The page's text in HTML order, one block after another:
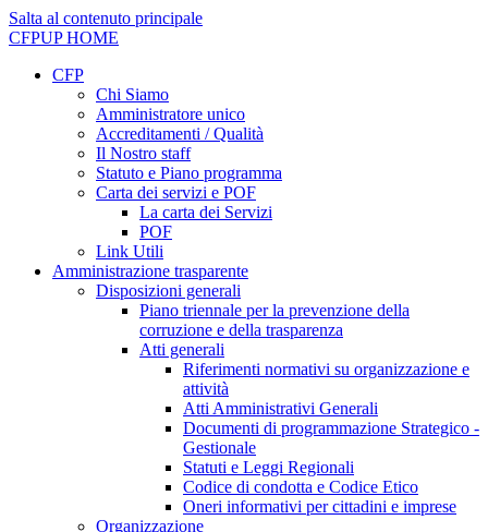
Salta al contenuto principale
CFPUPHOME
CFP
Chi Siamo
Amministratore unico
Accreditamenti / Qualità
Il Nostro staff
Statuto e Piano programma
Carta dei servizi e POF
La carta dei Servizi
POF
Link Utili
Amministrazione trasparente
Disposizioni generali
Piano triennale per la prevenzione della
corruzione e della trasparenza
Atti generali
Riferimenti normativi su organizzazione e
attività
Atti Amministrativi Generali
Documenti di programmazione Strategico -
Gestionale
Statuti e Leggi Regionali
Codice di condotta e Codice Etico
Oneri informativi per cittadini e imprese
Organizzazione